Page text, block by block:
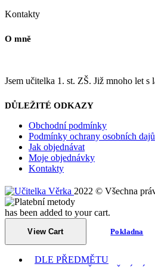
Kontakty
O mně
Jsem učitelka 1. st. ZŠ. Již mnoho let
DŮLEŽITÉ ODKAZY
Obchodní podmínky
Podmínky ochrany osobních dajů
Jak objednávat
Moje objednávky
Kontakty
2022 © Všechna
has been added to your cart.
View Cart Pokladna
DLE PŘEDMĚTU